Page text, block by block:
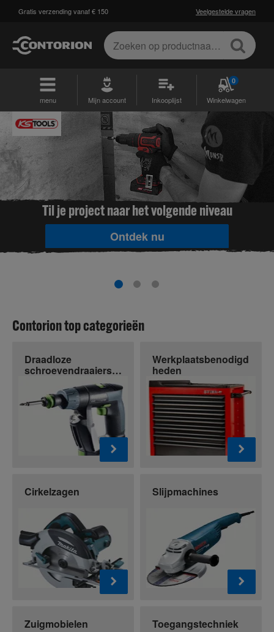
Gratis verzending vanaf € 150 Veelgestelde vragen
menu Mijn account Inkooplijst
0
Winkelwagen
Til je project naar het volgende niveau
Ontdek nu
Contorion top categorieën
Draadloze
schroevendraaiers
Werkplaatsbenodigd
heden
Cirkelzagen Slijpmachines
Zuigmobielen Toegangstechniek